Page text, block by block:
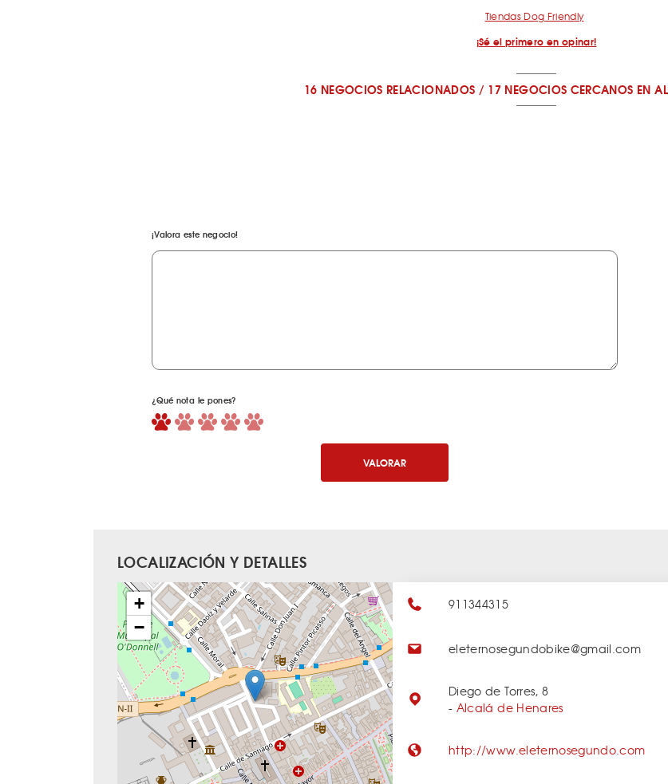
Tiendas Dog Friendly
¡Sé el primero en opinar!
16 NEGOCIOS RELACIONADOS / 17 NEGOCIOS CERCANOS EN
¡Valora este negocio!
¿Qué nota le pones?
VALORAR
LOCALIZACIÓN Y DETALLES
+
−
911344315
eleternosegundobike@gmail.com
Diego de Torres, 8
- Alcalá de Henares
http://www.eleternosegundo.com